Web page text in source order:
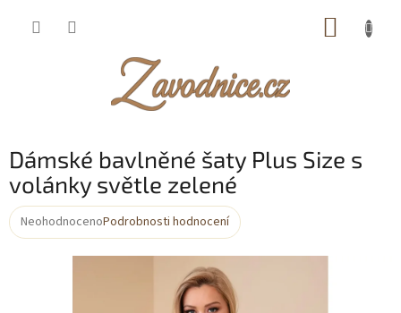
Dámské bavlněné šaty Plus Size s
volánky světle zelené
Průměrné
NeohodnocenoPodrobnosti hodnocení